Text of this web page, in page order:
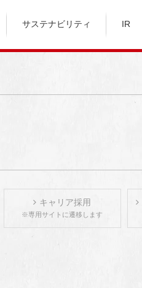
サステナビリティ IR
キャリア採用
※専用サイトに遷移します